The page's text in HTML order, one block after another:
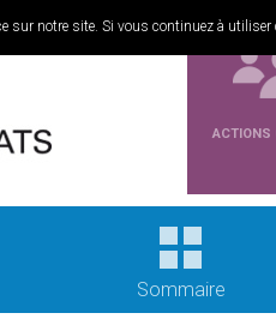
MENU
ALLER
ALLER AU
ACTIONS
Sommaire
notre site. Si vous continuez à